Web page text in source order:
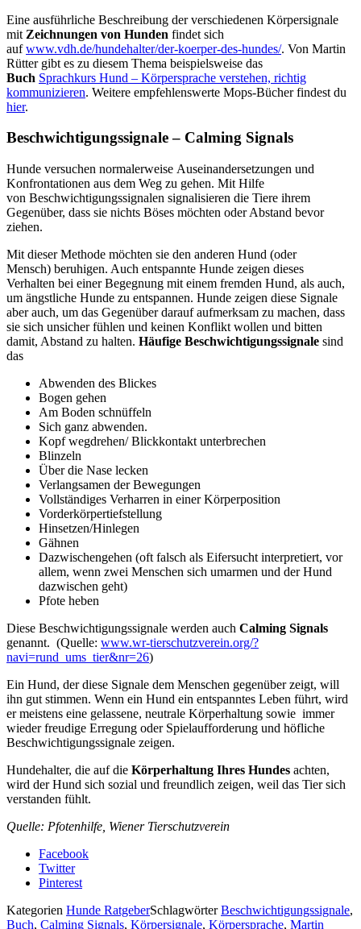
Eine ausführliche Beschreibung der verschiedenen Körpersignale
mit Zeichnungen von Hunden findet sich
aufwww.vdh.de/hundehalter/der-koerper-des-hundes/. Von Martin
Rütter gibt es zu diesem Thema beispielsweise das
Buch Sprachkurs Hund – Körpersprache verstehen, richtig
kommunizieren. Weitere empfehlenswerte Mops-Bücher findest du
hier.
Beschwichtigungssignale – Calming Signals
Hunde versuchen normalerweise Auseinandersetzungen und
Konfrontationen aus dem Weg zu gehen. Mit Hilfe
von Beschwichtigungssignalen signalisieren die Tiere ihrem
Gegenüber, dass sie nichts Böses möchten oder Abstand bevor
ziehen.
Mit dieser Methode möchten sie den anderen Hund (oder
Mensch) beruhigen. Auch entspannte Hunde zeigen dieses
Verhalten bei einer Begegnung mit einem fremden Hund, als auch,
um ängstliche Hunde zu entspannen. Hunde zeigen diese Signale
aber auch, um das Gegenüber darauf aufmerksam zu machen, dass
sie sich unsicher fühlen und keinen Konflikt wollen und bitten
damit, Abstand zu halten. Häufige Beschwichtigungssignale sind
das
Abwenden des Blickes
Bogen gehen
Am Boden schnüffeln
Sich ganz abwenden.
Kopf wegdrehen/ Blickkontakt unterbrechen
Blinzeln
Über die Nase lecken
Verlangsamen der Bewegungen
Vollständiges Verharren in einer Körperposition
Vorderkörpertiefstellung
Hinsetzen/Hinlegen
Gähnen
Dazwischengehen (oft falsch als Eifersucht interpretiert, vor
allem, wenn zwei Menschen sich umarmen und der Hund
dazwischen geht)
Pfote heben
Diese Beschwichtigungssignale werden auch Calming Signals
genannt. (Quelle: www.wr-tierschutzverein.org/?
navi=rund_ums_tier&nr=26)
Ein Hund, der diese Signale dem Menschen gegenüber zeigt, will
ihn gut stimmen. Wenn ein Hund ein entspanntes Leben führt, wird
er meistens eine gelassene, neutrale Körperhaltung sowie immer
wieder freudige Erregung oder Spielaufforderung und höfliche
Beschwichtigungssignale zeigen.
Hundehalter, die auf die Körperhaltung Ihres Hundes achten,
wird der Hund sich sozial und freundlich zeigen, weil das Tier sich
verstanden fühlt.
Quelle: Pfotenhilfe, Wiener Tierschutzverein
Facebook
Twitter
Pinterest
Kategorien Hunde RatgeberSchlagwörterBeschwichtigungssignale,
Buch, Calming Signals, Körpersignale, Körpersprache, Martin